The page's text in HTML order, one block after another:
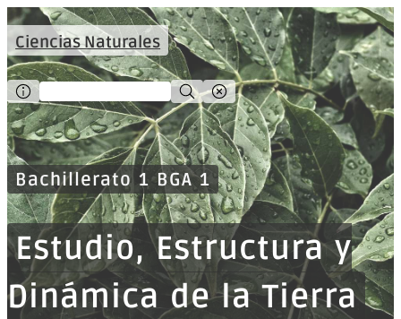
Ciencias Naturales
Bachillerato 1 BGA 1
Estudio, Estructura y
Dinámica de la Tierra